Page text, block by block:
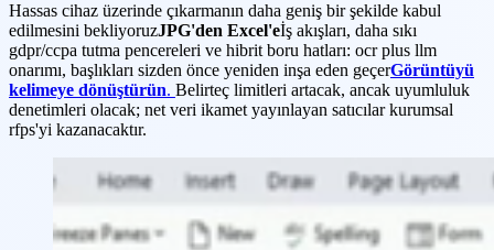
Hassas cihaz üzerinde çıkarmanın daha geniş bir şekilde kabul
edilmesini bekliyoruzJPG'den Excel'eİş akışları, daha sıkı
gdpr/ccpa tutma pencereleri ve hibrit boru hatları: ocr plus llm
onarımı, başlıkları sizden önce yeniden inşa eden geçerGörüntüyü
kelimeye dönüştürün. Belirteç limitleri artacak, ancak uyumluluk
denetimleri olacak; net veri ikamet yayınlayan satıcılar kurumsal
rfps'yi kazanacaktır.